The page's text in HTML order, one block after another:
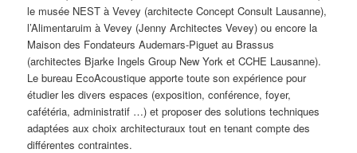
le musée NEST à Vevey (architecte Concept Consult Lausanne),
l’Alimentaruim à Vevey (Jenny Architectes Vevey) ou encore la
Maison des Fondateurs Audemars-Piguet au Brassus
(architectes Bjarke Ingels Group New York et CCHE Lausanne).
Le bureau EcoAcoustique apporte toute son expérience pour
étudier les divers espaces (exposition, conférence, foyer,
cafétéria, administratif …) et proposer des solutions techniques
adaptées aux choix architecturaux tout en tenant compte des
différentes contraintes.